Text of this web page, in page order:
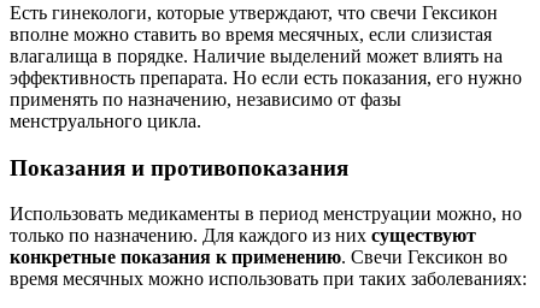
Есть гинекологи, которые утверждают, что свечи Гексикон
вполне можно ставить во время месячных, если слизистая
влагалища в порядке. Наличие выделений может влиять на
эффективность препарата. Но если есть показания, его нужно
применять по назначению, независимо от фазы
менструального цикла.
Показания и противопоказания
Использовать медикаменты в период менструации можно, но
только по назначению. Для каждого из них существуют
конкретные показания к применению. Свечи Гексикон во
время месячных можно использовать при таких заболеваниях: